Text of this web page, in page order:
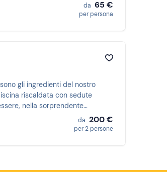
da 65 €
per persona
gli ingredienti del nostro
riscaldata con sedute
nella sorprendente
da 200 €
per 2 persone